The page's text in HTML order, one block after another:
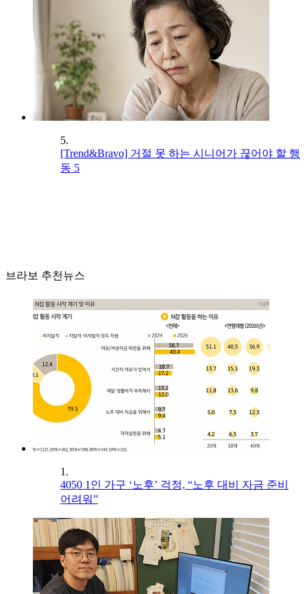
5.
[Trend&Bravo] 거절 못 하는 시니어가 끊어야 할 행
동 5
브라보 추천뉴스
1.
4050 1인 가구 ‘노후’ 걱정, “노후 대비 자금 준비
어려워”